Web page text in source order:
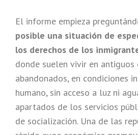
El informe empieza
posible una situación de
los derechos de los
donde suelen vivir en
abandonados, en condiciones
humano, sin acceso a luz ni
apartados de los servicios
de socialización. Una de las